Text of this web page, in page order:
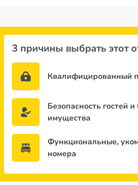
3 причины выбрать этот
Квалифицированный
Безопасность гостей
имущества
Функциональные,
номера